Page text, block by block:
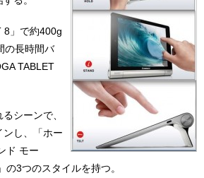
8」で約400g
の長時間バ
TABLET
シーンで、
ンし、「ホー
ド モー
の3つのスタイルを持つ。